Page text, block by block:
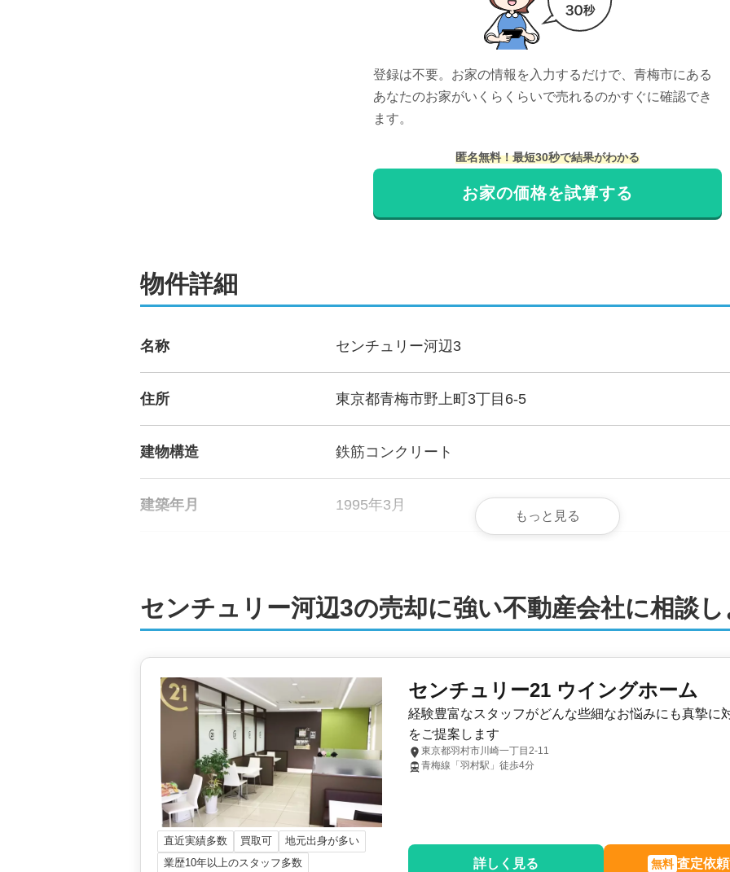
登録は不要。お家の情報を入力するだけで、 青梅市にある
あなたのお家がいくらくらいで売れるのかすぐに確認でき
ます。
匿名無料！最短30秒で結果がわかる
お家の価格を試算する
物件詳細
名称 センチュリー河辺3
住所 東京都青梅市野上町3丁目6-5
建物構造 鉄筋コンクリート
建築年月 1995年3月
総戸数 27戸
管理会社
土地権利 所有権
用途地域 第一種中高層住居専用地域
施工会社 五光建設
もっと見る
センチュリー河辺3の売却に強い不動産会社に相談
直近実績多数 買取可
地元出身が多い
業歴10年以上のスタッフ多数
センチュリー21 ウイングホーム
経験豊富なスタッフがどんな些細なお悩みにも真摯に
をご提案します
東京都羽村市川崎一丁目2-11
青梅線「羽村駅」徒歩4分
詳しく見る 無料 査定依